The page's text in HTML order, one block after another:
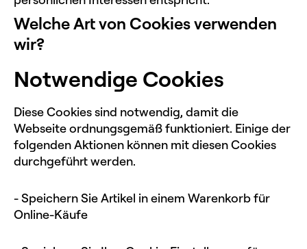
Welche Art von Cookies verwenden
wir?
Notwendige Cookies
Diese Cookies sind notwendig, damit die
Webseite ordnungsgemäß funktioniert. Einige der
folgenden Aktionen können mit diesen Cookies
durchgeführt werden.
- Speichern Sie Artikel in einem Warenkorb für
Online-Käufe